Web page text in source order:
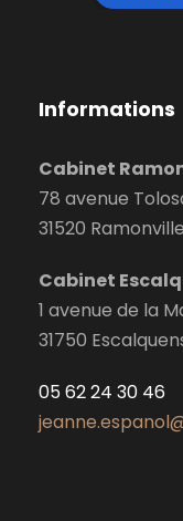
Informations
Cabinet
78 avenue
31520
Cabinet
1 avenue de la
31750
05 62 24 30 46